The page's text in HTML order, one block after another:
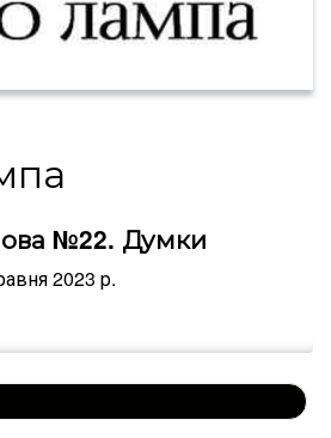
№22. Думки
2023 р.